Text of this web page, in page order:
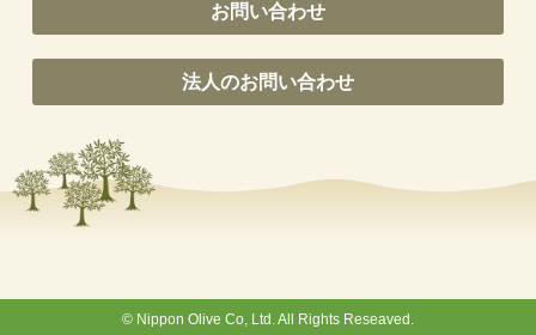
お問い合わせ
法人のお問い合わせ
© Nippon Olive Co, Ltd. All Rights Reseaved.